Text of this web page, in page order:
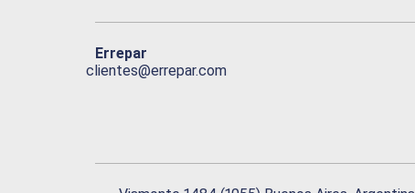
Errepar
clientes@errepar.com